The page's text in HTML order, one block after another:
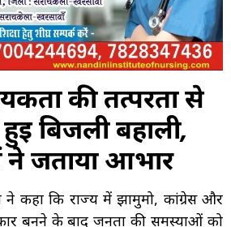
की तत्परता से
बिजली बहाली,
ने जताया आभार
ने कहा कि राज्य में झामुमो, कांग्रेस और
बनने के बाद जनता की समस्याओं को